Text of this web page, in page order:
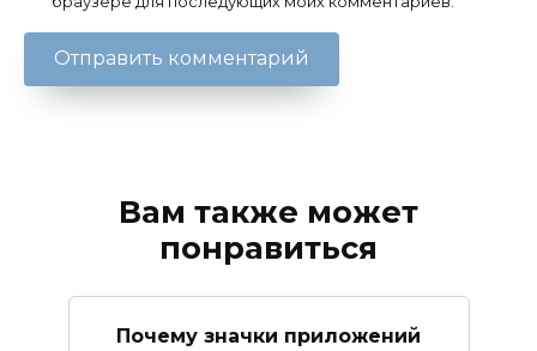
Вам также может
понравиться
Почему значки приложений